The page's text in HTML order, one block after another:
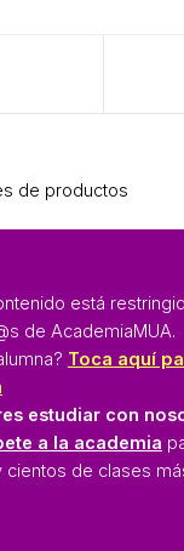
de productos
está
de AcademiaMUA.
Toca aquí
estudiar con
a la academia
cientos de clases